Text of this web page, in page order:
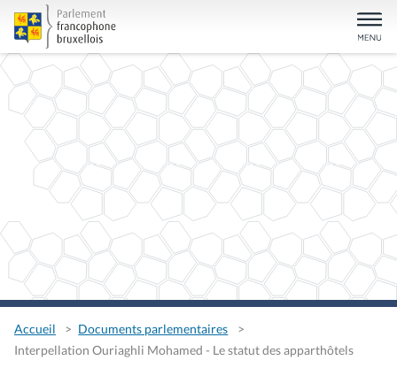
Accueil
Documents parlementaires
Interpellation Ouriaghli Mohamed - Le statut des apparthôtels